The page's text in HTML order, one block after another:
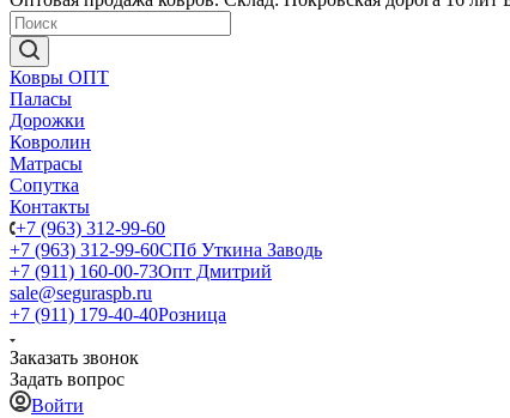
Ковры ОПТ
Паласы
Дорожки
Ковролин
Матрасы
Сопутка
Контакты
+7 (963) 312-99-60
+7 (963) 312-99-60СПб Уткина Заводь
+7 (911) 160-00-73Опт Дмитрий
sale@seguraspb.ru
+7 (911) 179-40-40Розница
Заказать звонок
Задать вопрос
Войти